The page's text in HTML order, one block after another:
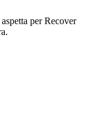
per Recover